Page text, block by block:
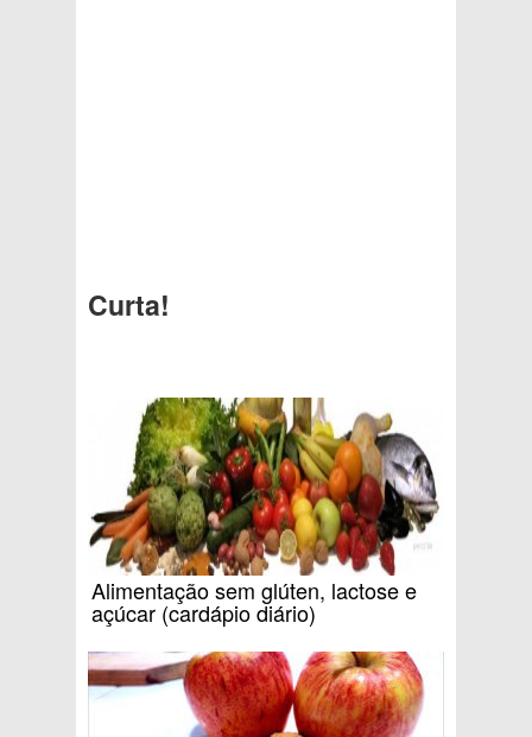
Curta!
Alimentação sem glúten, lactose e
açúcar (cardápio diário)